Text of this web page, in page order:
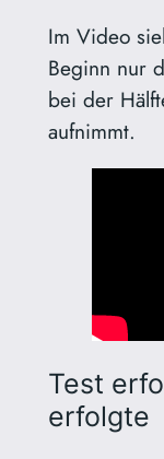
Im Video
Beginn nur
bei der
aufnimmt.
Test
erfolgte